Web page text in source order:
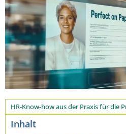
HR-Know-how aus der Praxis für die
Inhalt